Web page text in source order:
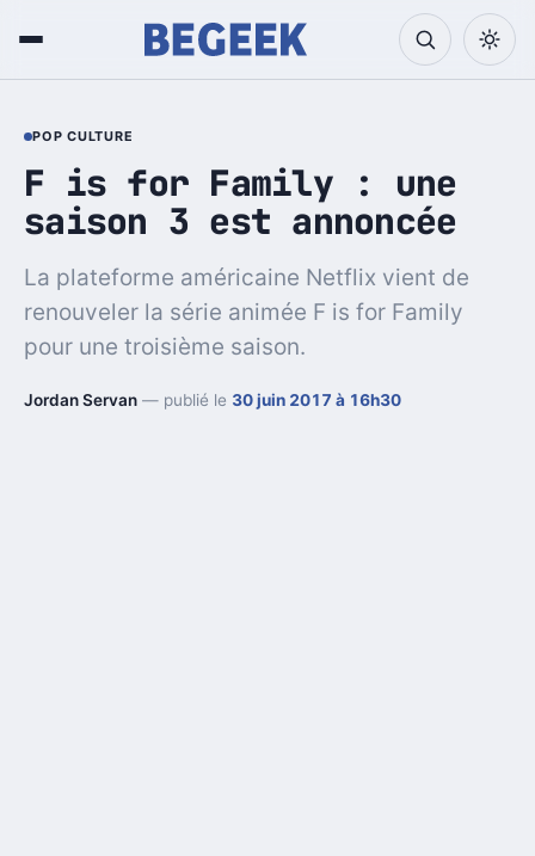
POP CULTURE
F is for Family : une
saison 3 est annoncée
La plateforme américaine Netflix vient de
renouveler la série animée F is for Family
pour une troisième saison.
Jordan Servan — publié le 30 juin 2017 à 16h30